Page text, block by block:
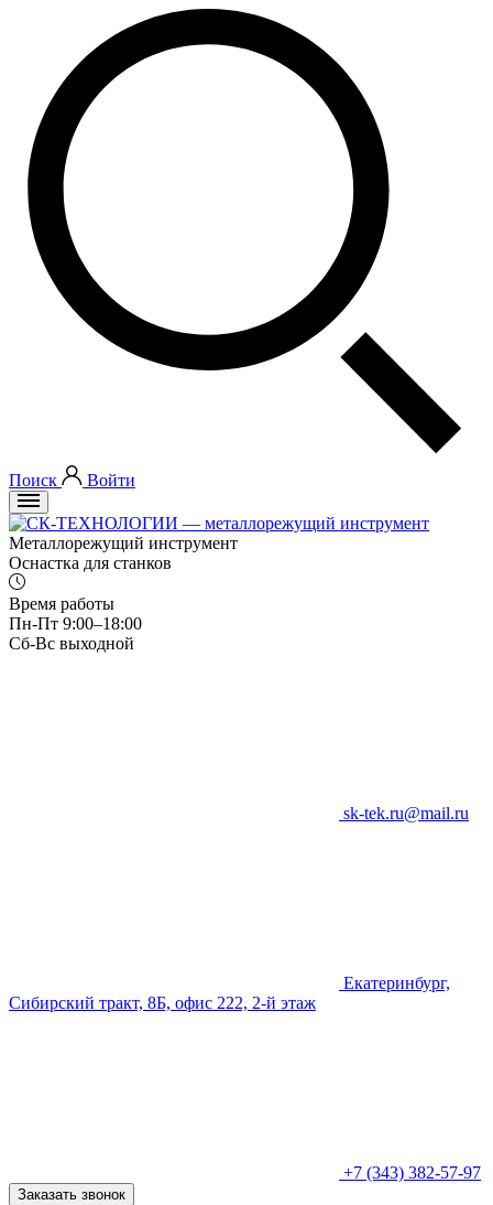
Поиск Войти
Металлорежущий инструмент
Оснастка для станков
Время работы
Пн-Пт 9:00–18:00
Сб-Вс выходной
sk-tek.ru@mail.ru
Екатеринбург,
Сибирский тракт, 8Б, офис 222, 2-й этаж
+7 (343) 382-57-97
Заказать звонок